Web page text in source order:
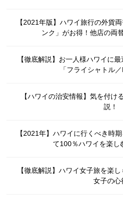
【2021年版】ハワイ旅行の外貨
ンク」がお得！他店の両
【徹底解説】お一人様ハワイに
「フライシャトル
【ハワイの治安情報】気を付け
説！
【2021年】ハワイに行くべき時
て100％ハワイを楽し
【徹底解説】ハワイ女子旅を楽
女子の心